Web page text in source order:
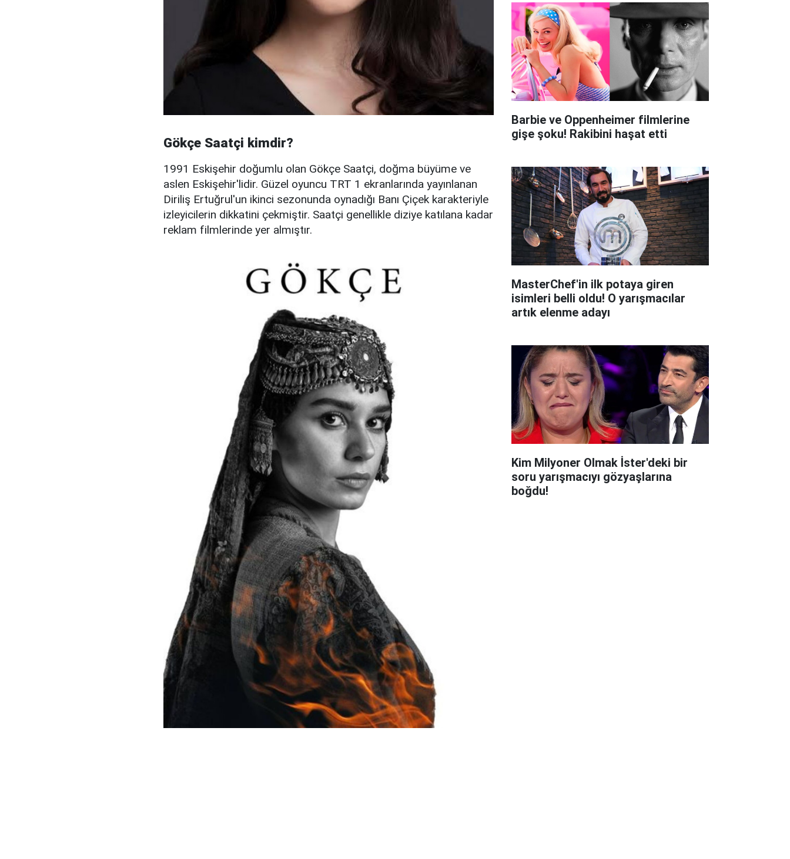
Gökçe Saatçi kimdir?
1991 Eskişehir doğumlu olan Gökçe Saatçi, doğma büyüme ve
aslen Eskişehir'lidir. Güzel oyuncu TRT 1 ekranlarında yayınlanan
Diriliş Ertuğrul'un ikinci sezonunda oynadığı Banı Çiçek karakteriyle
izleyicilerin dikkatini çekmiştir. Saatçi genellikle diziye katılana kadar
reklam filmlerinde yer almıştır.
Barbie ve Oppenheimer filmlerine
gişe şoku! Rakibini haşat etti
MasterChef'in ilk potaya giren
isimleri belli oldu! O yarışmacılar
artık elenme adayı
Kim Milyoner Olmak İster'deki bir
soru yarışmacıyı gözyaşlarına
boğdu!